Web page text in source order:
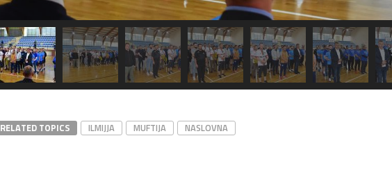
RELATED TOPICS ILMIJJA MUFTIJA NASLOVNA